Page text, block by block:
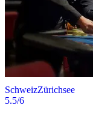
SchweizZürichsee
5.5/6